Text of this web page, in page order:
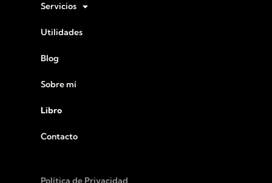
Servicios
Utilidades
Blog
Sobre mí
Libro
Contacto
Política de Privacidad